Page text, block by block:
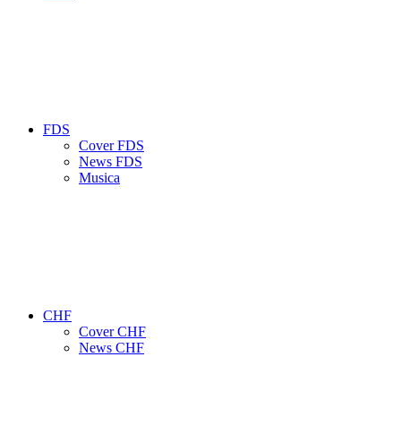
FDS
Cover FDS
News FDS
Musica
CHF
Cover CHF
News CHF